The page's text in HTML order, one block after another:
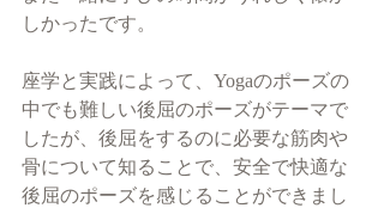
しかったです。
座学と実践によって、Yogaのポーズの
中でも難しい後屈のポーズがテーマで
したが、後屈をするのに必要な筋肉や
骨について知ることで、安全で快適な
後屈のポーズを感じることができまし